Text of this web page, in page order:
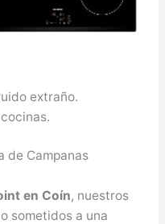
extraño.
de Campanas
en Coín, nuestros
sometidos a una